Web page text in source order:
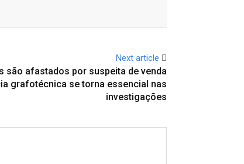
Next article
são afastados por suspeita de venda
grafotécnica se torna essencial nas
investigações